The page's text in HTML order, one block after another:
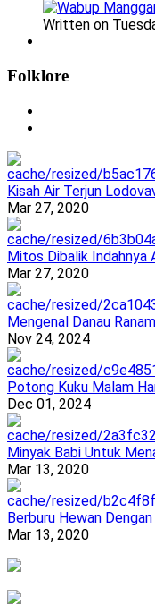
Written on
Folklore
Kisah Air Terjun
Mar 27, 2020
Mitos Dibalik Indahnya
Mar 27, 2020
Mengenal Danau
Nov 24, 2024
Potong Kuku Malam
Dec 01, 2024
Minyak Babi Untuk
Mar 13, 2020
Berburu Hewan
Mar 13, 2020